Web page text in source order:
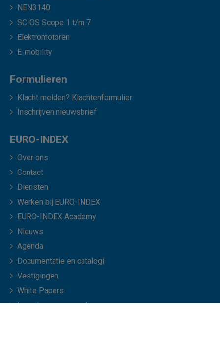
NEN3140
SCIOS Scope 1 t/m 7
Elektromotoren
E-mobility
Formulieren
Klacht melden? Klachtenformulier
Inschrijven nieuwsbrief
EURO-INDEX
Over ons
Contact
Diensten
Werken bij EURO-INDEX
EURO-INDEX Academy
Nieuws
Agenda
Documentatie en catalogi
Vestigingen
White Papers
Leveringsvoorwaarden